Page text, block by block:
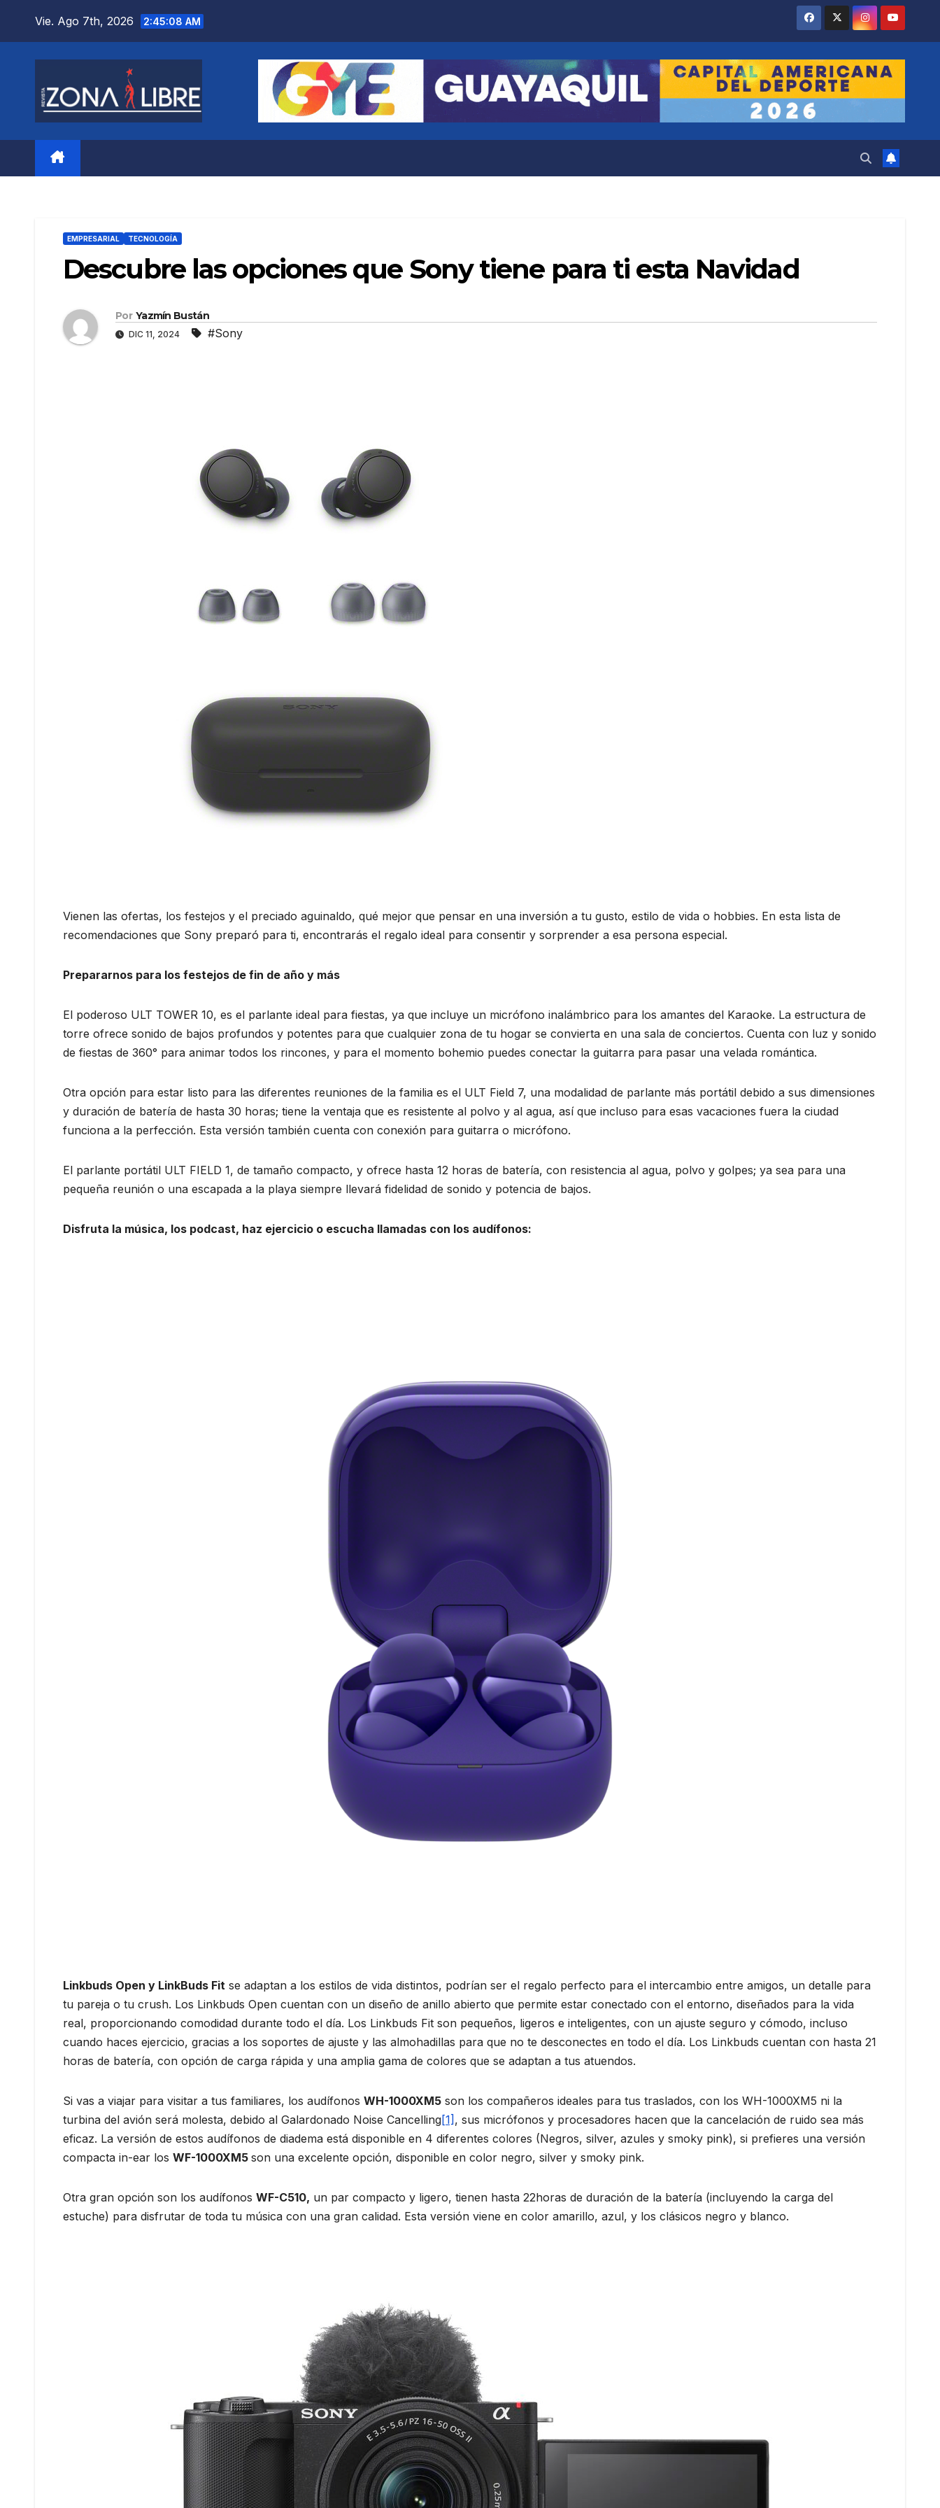
Vie. Ago 7th, 2026 2:45:09 AM
EMPRESARIAL TECNOLOGÍA
Descubre las opciones que Sony tiene para ti esta Navidad
Por Yazmín Bustán
DIC 11, 2024 #Sony
Vienen las ofertas, los festejos y el preciado aguinaldo, qué mejor que pensar en una inversión a tu gusto, estilo de vida o hobbies. En esta lista de
recomendaciones que Sony preparó para ti, encontrarás el regalo ideal para consentir y sorprender a esa persona especial.
Prepararnos para los festejos de fin de año y más
El poderoso ULT TOWER 10, es el parlante ideal para fiestas, ya que incluye un micrófono inalámbrico para los amantes del Karaoke. La estructura de
torre ofrece sonido de bajos profundos y potentes para que cualquier zona de tu hogar se convierta en una sala de conciertos. Cuenta con luz y sonido
de fiestas de 360° para animar todos los rincones, y para el momento bohemio puedes conectar la guitarra para pasar una velada romántica.
Otra opción para estar listo para las diferentes reuniones de la familia es el ULT Field 7, una modalidad de parlante más portátil debido a sus dimensiones
y duración de batería de hasta 30 horas; tiene la ventaja que es resistente al polvo y al agua, así que incluso para esas vacaciones fuera la ciudad
funciona a la perfección. Esta versión también cuenta con conexión para guitarra o micrófono.
El parlante portátil ULT FIELD 1, de tamaño compacto, y ofrece hasta 12 horas de batería, con resistencia al agua, polvo y golpes; ya sea para una
pequeña reunión o una escapada a la playa siempre llevará fidelidad de sonido y potencia de bajos.
Disfruta la música, los podcast, haz ejercicio o escucha llamadas con los audífonos:
Linkbuds Open y LinkBuds Fit se adaptan a los estilos de vida distintos, podrían ser el regalo perfecto para el intercambio entre amigos, un detalle para
tu pareja o tu crush. Los Linkbuds Open cuentan con un diseño de anillo abierto que permite estar conectado con el entorno, diseñados para la vida
real, proporcionando comodidad durante todo el día. Los Linkbuds Fit son pequeños, ligeros e inteligentes, con un ajuste seguro y cómodo, incluso
cuando haces ejercicio, gracias a los soportes de ajuste y las almohadillas para que no te desconectes en todo el día. Los Linkbuds cuentan con hasta 21
horas de batería, con opción de carga rápida y una amplia gama de colores que se adaptan a tus atuendos.
Si vas a viajar para visitar a tus familiares, los audífonos WH-1000XM5 son los compañeros ideales para tus traslados, con los WH-1000XM5 ni la
turbina del avión será molesta, debido al Galardonado Noise Cancelling[1] , sus micrófonos y procesadores hacen que la cancelación de ruido sea más
eficaz. La versión de estos audífonos de diadema está disponible en 4 diferentes colores (Negros, silver, azules y smoky pink), si prefieres una versión
compacta in-ear los WF-1000XM5 son una excelente opción, disponible en color negro, silver y smoky pink.
Otra gran opción son los audífonos WF-C510, un par compacto y ligero, tienen hasta 22horas de duración de la batería (incluyendo la carga del
estuche) para disfrutar de toda tu música con una gran calidad. Esta versión viene en color amarillo, azul, y los clásicos negro y blanco.